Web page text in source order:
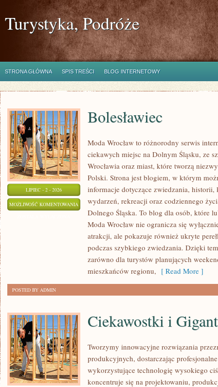
Turystyka, Podróże
STRONA GŁÓWNA SPIS TREŚCI BLOG INTERNETOWY
LIPIEC - 2 - 2026
MOŻLIWOŚĆ KOMENTOWANIA BOLESŁAWIEC
Bolesławiec
Moda Wrocław to różnorodny serwis
ciekawych miejsc na Dolnym Śląsku, ze
Wrocławia oraz miast, które tworzą
Polski. Strona jest blogiem, w którym
informacje dotyczące zwiedzania,
wydarzeń, rekreacji oraz codziennego
Dolnego Śląska. To blog dla osób, które
Moda Wrocław nie ogranicza się
atrakcji, ale pokazuje również ukryte
podczas szybkiego zwiedzania. Dzięki
zarówno dla turystów planujących
mieszkańców regionu, [ Read More ]
POSTED BY ADMIN
Ciekawostki i
Tworzymy innowacyjne rozwiązania
produkcyjnych, dostarczając
wykorzystujące technologię wysokiego
koncentruje się na projektowaniu,